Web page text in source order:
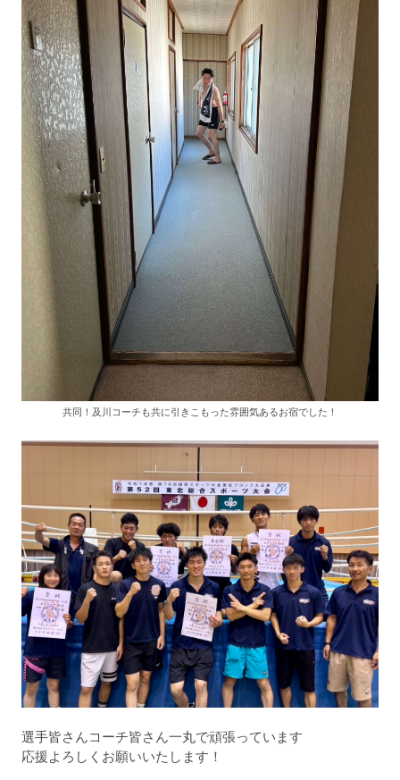
共同！及川コーチも共に引きこもった雰囲気あるお宿でした！
選手皆さんコーチ皆さん一丸で頑張っています
応援よろしくお願いいたします！